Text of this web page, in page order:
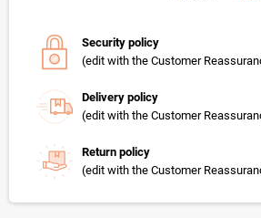
Security policy
(edit with the Customer
Delivery policy
(edit with the Customer
Return policy
(edit with the Customer